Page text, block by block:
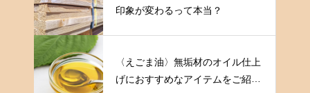
印象が変わるって本当？
〈えごま油〉無垢材のオイル仕上
げにおすすめなアイテムをご紹介